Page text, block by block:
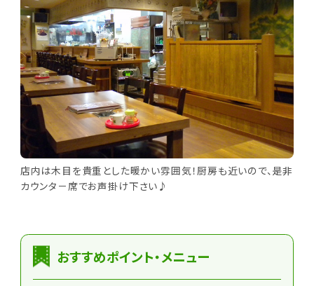
店内は木目を貴重とした暖かい雰囲気！厨房も近いので、是非
カウンタ－席でお声掛け下さい♪
おすすめポイント・メニュー